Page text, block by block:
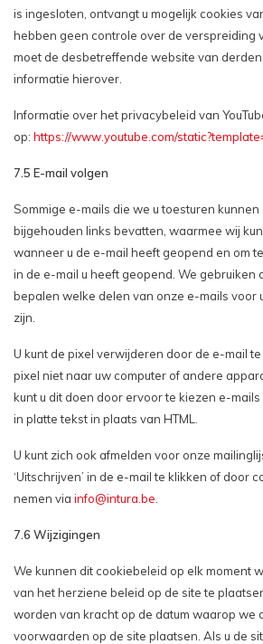
is ingesloten, ontvangt u mogelijk cookies
hebben geen controle over de verspreiding
moet de desbetreffende website van
informatie hierover.
Informatie over het privacybeleid van
op: https://www.youtube.com/
7.5 E-mail volgen
Sommige e-mails die we u toesturen kunnen
bijgehouden links bevatten, waarmee wij
wanneer u de e-mail heeft geopend en om
in de e-mail u heeft geopend. We gebruiken
bepalen welke delen van onze e-mails voor
zijn.
U kunt de pixel verwijderen door de e-mail
pixel niet naar uw computer of andere
kunt u dit doen door ervoor te kiezen e-
in platte tekst in plaats van HTML.
U kunt zich ook afmelden voor onze
‘Uitschrijven’ in de e-mail te klikken of door
nemen via info@intura.be
7.6 Wijzigingen
We kunnen dit cookiebeleid op elk moment
van het herziene beleid op de site te
worden van kracht op de datum waarop we
voorwaarden op de site plaatsen. Als u de